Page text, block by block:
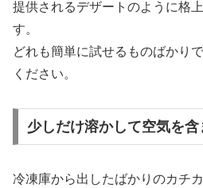
提供されるデザートのように格
す。
どれも簡単に試せるものばかり
ください。
少しだけ溶かして空気を
冷凍庫から出したばかりのカチ